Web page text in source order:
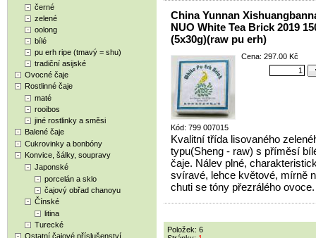
černé
zelené
oolong
bílé
pu erh ripe (tmavý = shu)
tradiční asijské
Ovocné čaje
Rostlinné čaje
maté
rooibos
jiné rostlinky a směsi
Balené čaje
Cukrovinky a bonbóny
Konvice, šálky, soupravy
Japonské
porcelán a sklo
čajový obřad chanoyu
Čínské
litina
Turecké
Ostatní čajové příslušenství
China Yunnan
NUO White Tea Brick 2019
(5x30g)(raw pu erh)
Kód: 799 007015
Cena: 297.00 Kč
Kvalitní třída lisovaného
typu(Sheng - raw) s příměsí
čaje. Nálev plné,
svíravé, lehce květové, mírně
chuti se tóny přezrálého ovoce.
Položek: 6